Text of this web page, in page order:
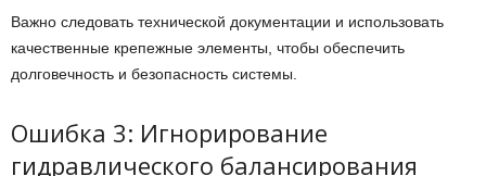
Важно следовать технической документации и использовать
качественные крепежные элементы, чтобы обеспечить
долговечность и безопасность системы.
Ошибка 3: Игнорирование
гидравлического балансирования